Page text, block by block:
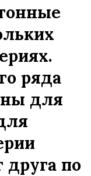
ряда
для
друга по